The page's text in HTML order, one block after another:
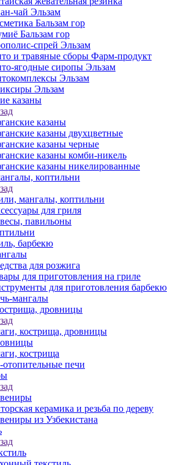
чай Эльзам
Бальзам гор
Бальзам гор
спрей Эльзам
и травяные сборы Фарм-продукт
ягодные сиропы Эльзам
Эльзам
Эльзам
казаны
казаны
казаны двухцветные
казаны черные
казаны комби-никель
казаны никелированные
коптильни
мангалы, коптильни
для гриля
павильоны
барбекю
для розжига
для приготовления на гриле
для приготовления барбекю
мангалы
дровницы
кострища, дровницы
кострища
печи
керамика и резьба по дереву
из Узбекистана